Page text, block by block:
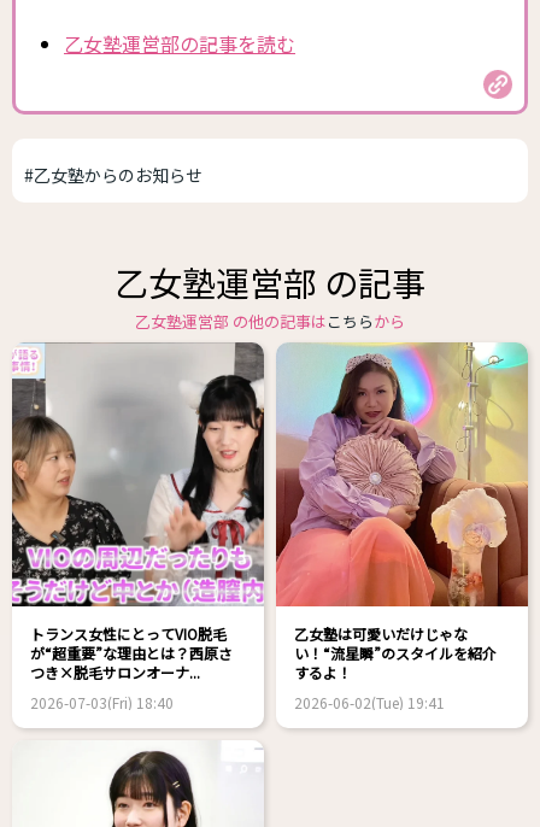
乙女塾運営部の記事を読む
#乙女塾からのお知らせ
乙女塾運営部 の記事
乙女塾運営部 の他の記事はこちらから
トランス女性にとってVIO脱毛
が“超重要”な理由とは？西原さ
つき×脱毛サロンオーナ...
2026-07-03(Fri) 18:40
乙女塾は可愛いだけじゃな
い！“流星瞬”のスタイルを紹介
するよ！
2026-06-02(Tue) 19:41